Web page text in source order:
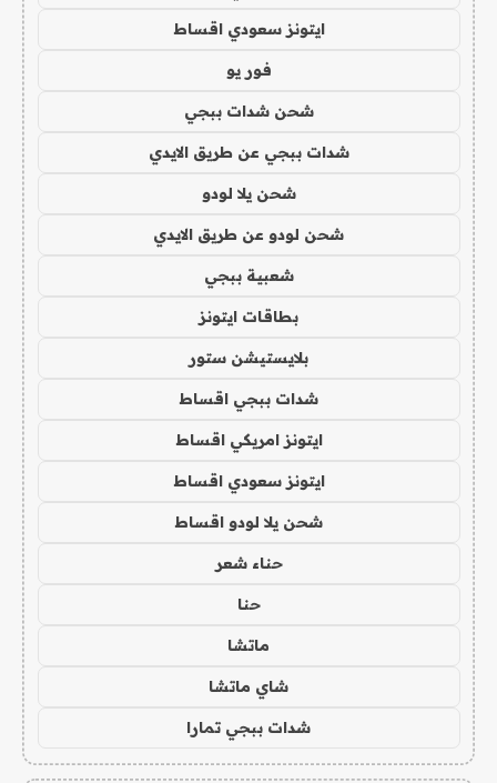
ايتونز سعودي اقساط
فور يو
شحن شدات ببجي
شدات ببجي عن طريق الايدي
شحن يلا لودو
شحن لودو عن طريق الايدي
شعبية ببجي
بطاقات ايتونز
بلايستيشن ستور
شدات ببجي اقساط
ايتونز امريكي اقساط
ايتونز سعودي اقساط
شحن يلا لودو اقساط
حناء شعر
حنا
ماتشا
شاي ماتشا
شدات ببجي تمارا